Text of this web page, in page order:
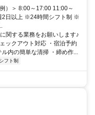
）＞ 8:00～17:00 11:00～
2日以上 ※24時間シフト制 ※
関する業務をお願いします♪
ックアウト対応 ・宿泊予約
内の簡単な清掃 ・締め作...
シフト制